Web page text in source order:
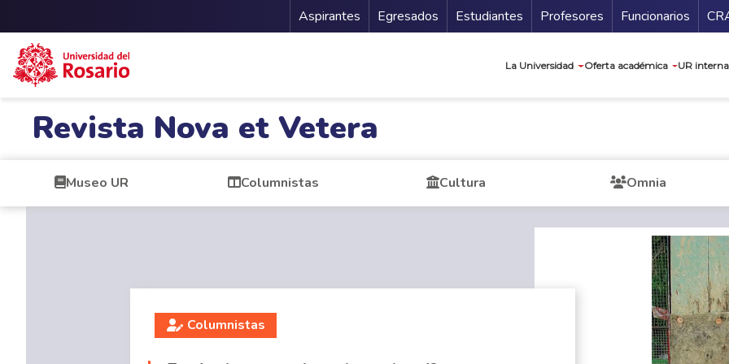
Menu Secundario
Aspirantes Egresados Estudiantes Profesores Funcionarios
La Universidad Oferta académica UR
Revista Nova et Vetera
Museo UR Columnistas Cultura Omnia
Columnistas